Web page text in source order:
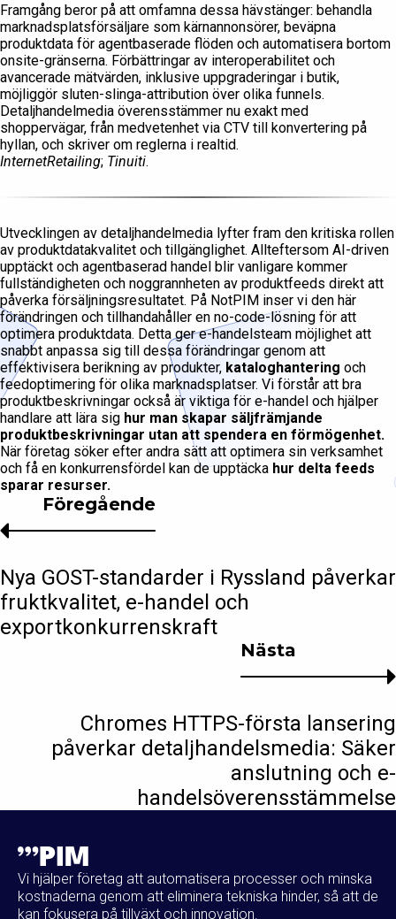
Framgång beror på att omfamna dessa hävstänger: behandla
marknadsplatsförsäljare som kärnannonsörer, beväpna
produktdata för agentbaserade flöden och automatisera bortom
onsite-gränserna. Förbättringar av interoperabilitet och
avancerade mätvärden, inklusive uppgraderingar i butik,
möjliggör sluten-slinga-attribution över olika funnels.
Detaljhandelmedia överensstämmer nu exakt med
shoppervägar, från medvetenhet via CTV till konvertering på
hyllan, och skriver om reglerna i realtid.
InternetRetailing; Tinuiti.
Utvecklingen av detaljhandelmedia lyfter fram den kritiska rollen
av produktdatakvalitet och tillgänglighet. Allteftersom AI-driven
upptäckt och agentbaserad handel blir vanligare kommer
fullständigheten och noggrannheten av produktfeeds direkt att
påverka försäljningsresultatet. På NotPIM inser vi den här
förändringen och tillhandahåller en no-code-lösning för att
optimera produktdata. Detta ger e-handelsteam möjlighet att
snabbt anpassa sig till dessa förändringar genom att
effektivisera berikning av produkter, kataloghantering och
feedoptimering för olika marknadsplatser. Vi förstår att bra
produktbeskrivningar också är viktiga för e-handel och hjälper
handlare att lära sig hur man skapar säljfrämjande
produktbeskrivningar utan att spendera en förmögenhet.
När företag söker efter andra sätt att optimera sin verksamhet
och få en konkurrensfördel kan de upptäcka hur delta feeds
sparar resurser.
Nästa
Chromes HTTPS-första lansering
påverkar detaljhandelsmedia: Säker
anslutning och e-
handelsöverensstämmelse
Föregående
Nya GOST-standarder i Ryssland påverkar
fruktkvalitet, e-handel och
exportkonkurrenskraft
Vi hjälper företag att automatisera processer och minska
kostnaderna genom att eliminera tekniska hinder, så att de
kan fokusera på tillväxt och innovation.